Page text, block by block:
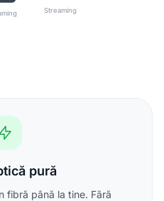
Streaming
pură
fibră până la tine. Fără